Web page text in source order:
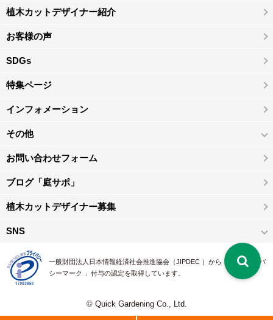
植木カットデザイナー紹介
お客様の声
SDGs
特集ページ
インフォメーション
その他
お問い合わせフォーム
ブログ「庭サポ」
植木カットデザイナー募集
SNS
一般財団法人日本情報経済社会推進協会（JIPDEC ）から 、「 プライバ
シーマーク 」付与の認定を取得しています。
© Quick Gardening Co., Ltd.